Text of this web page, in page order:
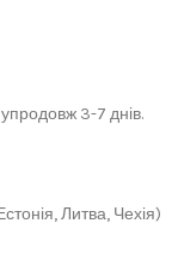
3-7 днів.
Литва, Чехія)